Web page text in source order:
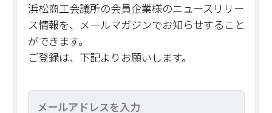
浜松商工会議所の会員企業様のニュースリリー
ス情報を、メールマガジンでお知らせすること
ができます。
ご登録は、下記よりお願いします。